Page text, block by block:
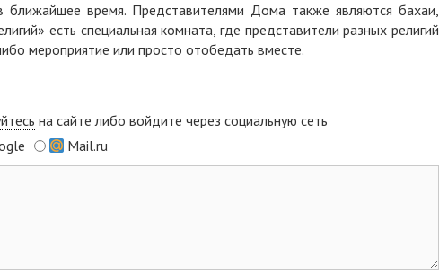
ближайшее время. Представителями Дома также являются бахаи,
есть специальная комната, где представители разных религий
мероприятие или просто отобедать вместе.
на сайте либо войдите через социальную сеть
Mail.ru